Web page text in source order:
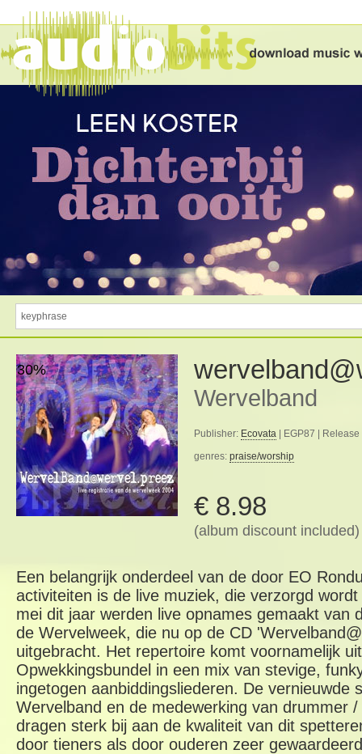
30%
Wervelband
Publisher: Ecovata | EGP87 |
genres: praise/worship
€ 8.98
(album discount included)
Een belangrijk onderdeel van de door EO
activiteiten is de live muziek, die verzorgd
mei dit jaar werden live opnames gemaakt van
de Wervelweek, die nu op de CD
uitgebracht. Het repertoire komt voornamelijk
Opwekkingsbundel in een mix van stevige,
ingetogen aanbiddingsliederen. De vernieuwde
Wervelband en de medewerking van drummer
dragen sterk bij aan de kwaliteit van dit
door tieners als door ouderen zeer